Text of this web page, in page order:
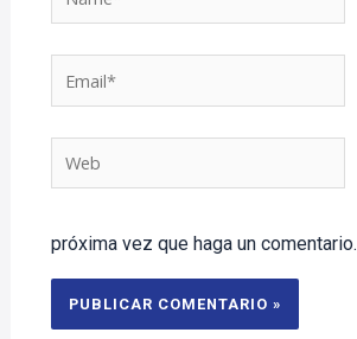
próxima vez que haga un comentario.